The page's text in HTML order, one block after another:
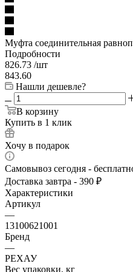
Муфта соединительная
Подробности
826.73 /шт
843.60
Нашли дешевле?
В корзину
Купить в 1 клик
Хочу в подарок
Самовывоз сегодня -
Доставка завтра - 390 ₽
Характеристики
Артикул
—
13100621001
Бренд
—
РЕХАУ
Вес упаковки, кг